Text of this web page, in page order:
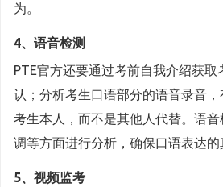
为。
4、语音检测
PTE官方还要通过考前自我介绍获取
认；分析考生口语部分的语音录音
考生本人，而不是其他人代替。语
调等方面进行分析，确保口语表达的
5、视频监考